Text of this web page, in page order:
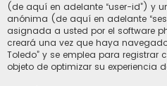
(de aquí en adelante “user-id”) y
anónima (de aquí en adelante
asignada a usted por el software
creará una vez que haya
Toledo” y se emplea para registrar
objeto de optimizar su experiencia